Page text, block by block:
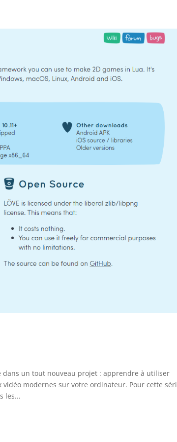
dans un tout nouveau projet : apprendre à utiliser
modernes sur votre ordinateur. Pour cette
les...